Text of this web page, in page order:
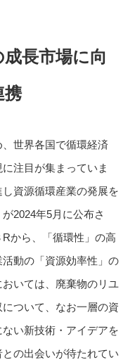
場に向
携
世界各国で循環経済
注目が集まっていま
資源循環産業の発展を
2024年5月に公布さ
から、「循環性」の高
動の「資源効率性」の
いては、廃棄物のリユ
ついて、なお一層の資
い新技術・アイデアを
の出会いが待たれてい